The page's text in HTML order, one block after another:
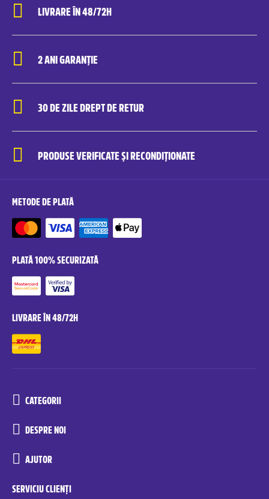
LIVRARE ÎN 48/72H
2 ANI GARANȚIE
30 DE ZILE DREPT DE RETUR
PRODUSE VERIFICATE ȘI RECONDIȚIONATE
METODE DE PLATĂ
PLATĂ 100% SECURIZATĂ
LIVRARE ÎN 48/72H
CATEGORII
DESPRE NOI
AJUTOR
SERVICIU CLIENȚI